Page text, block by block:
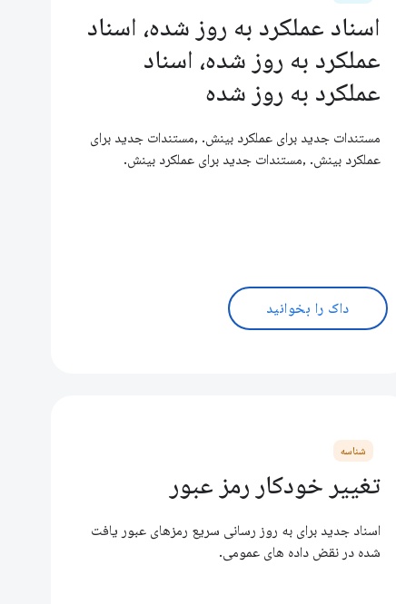
اسناد عملکرد به روز شده، اسناد
عملکرد به روز شده، اسناد
عملکرد به روز شده
مستندات جدید برای عملکرد بینش. ,مستندات جدید برای
عملکرد بینش. ,مستندات جدید برای عملکرد بینش.
داک را بخوانید
شناسه
تغییر خودکار رمز عبور
اسناد جدید برای به روز رسانی سریع رمزهای عبور یافت
شده در نقض داده های عمومی.